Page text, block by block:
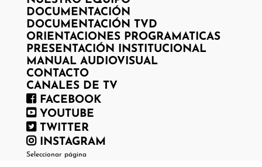
DOCUMENTACIÓN
DOCUMENTACIÓN TVD
ORIENTACIONES PROGRAMATICAS
PRESENTACIÓN INSTITUCIONAL
MANUAL AUDIOVISUAL
CONTACTO
CANALES DE TV
FACEBOOK
YOUTUBE
TWITTER
INSTAGRAM
Seleccionar página